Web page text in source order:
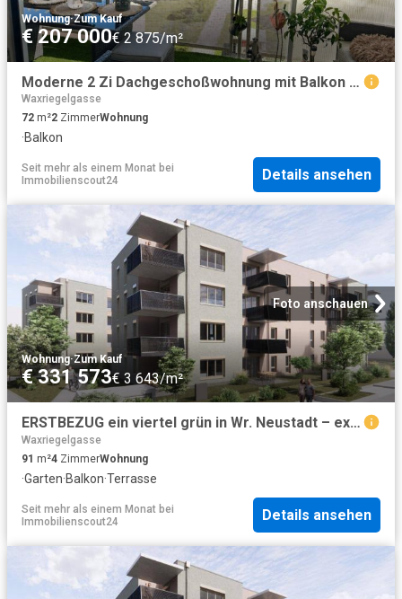
Wohnung·Zum Kauf
€ 207 000€ 2 875/m²
Moderne 2 Zi Dachgeschoßwohnung mit Balkon in Wiener Neustadt – 72m²
Waxriegelgasse
72 m²2 ZimmerWohnung
·Balkon
Seit mehr als einem Monat bei
Immobilienscout24
Details ansehen
Foto anschauen
Wohnung·Zum Kauf
€ 331 573€ 3 643/m²
ERSTBEZUG ein viertel grün in Wr. Neustadt – exklusive 4 Zimmerwohnung mit Balkon
Waxriegelgasse
91 m²4 ZimmerWohnung
·Garten·Balkon·Terrasse
Seit mehr als einem Monat bei
Immobilienscout24
Details ansehen